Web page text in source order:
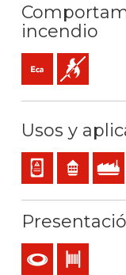
incendio
Eca (reacción al
No
Usos y
Cableado interno
Residencial
Uso
Bobina